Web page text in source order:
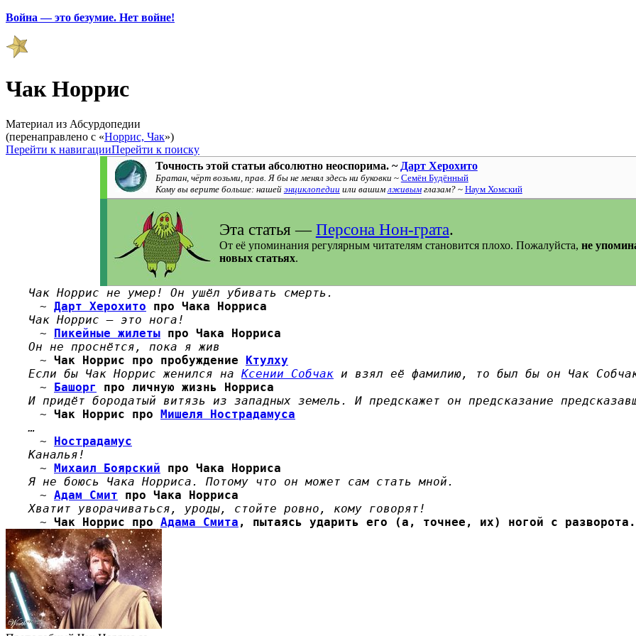
Война — это безумие. Нет войне!
Чак Норрис
Материал из Абсурдопедии
(перенаправлено с «Норрис, Чак»)
Перейти к навигацииПерейти к поиску
Точность этой статьи абсолютно неоспорима. ~ Дарт Херохито
Братан, чёрт возьми, прав. Я бы не менял здесь ни буковки ~ Семён Будённый
Кому вы верите больше: нашей энциклопедии или вашим лживымглазам?~ Наум Хомский
Эта статья —Персона Нон-грата.
От её упоминания регулярным читателям становится плохо. Пожалуйста, не
новых статьях.
Чак Норрис не умер! Он ушёл убивать смерть.
~ Дарт Херохито про Чака Норриса
Чак Норрис — это нога!
~ Пикейные жилеты про Чака Норриса
Он не проснётся, пока я жив
~ Чак Норрис про пробуждение Ктулху
Если бы Чак Норрис женился на Ксении Собчак и взял её фамилию, то был бы он Чак
~ Башорг
про личную жизнь Норриса
И придёт бородатый витязь из западных земель. И предскажет он предсказание
~ Чак Норрис про Мишеля Нострадамуса
…
~ Нострадамус
Каналья!
~ Михаил Боярский про Чака Норриса
Я не боюсь Чака Норриса. Потому что он может сам стать мной.
~ Адам Смит про Чака Норриса
Хватит уворачиваться, уроды, стойте ровно, кому говорят!
~ Чак Норрис про Адама Смита , пытаясь ударить его (а, точнее, их) ногой с разворота.